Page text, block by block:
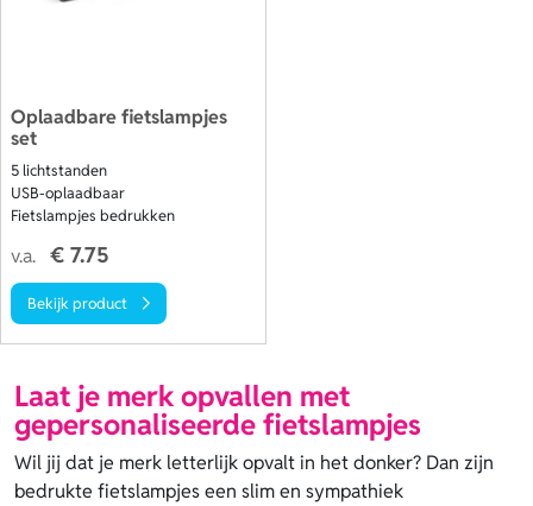
Oplaadbare fietslampjes
set
5 lichtstanden
USB-oplaadbaar
Fietslampjes bedrukken
v.a. € 7.75
Bekijk product
Laat je merk opvallen met
gepersonaliseerde fietslampjes
Wil jij dat je merk letterlijk opvalt in het donker? Dan zijn
bedrukte fietslampjes een slim en sympathiek